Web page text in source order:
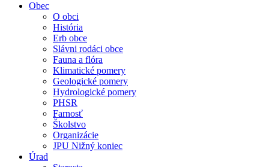
Obec
O obci
História
Erb obce
Slávni rodáci obce
Fauna a flóra
Klimatické pomery
Geologické pomery
Hydrologické pomery
PHSR
Farnosť
Školstvo
Organizácie
JPU Nižný koniec
Úrad